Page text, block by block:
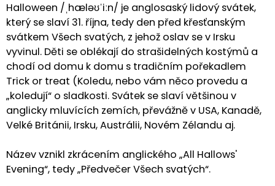
Halloween /ˌhæləʊˈiːn/ je anglosaský lidový svátek,
který se slaví 31. října, tedy den před křesťanským
svátkem Všech svatých, z jehož oslav se v Irsku
vyvinul. Děti se oblékají do strašidelných kostýmů a
chodí od domu k domu s tradičním pořekadlem
Trick or treat (Koledu, nebo vám něco provedu a
„koledují“ o sladkosti. Svátek se slaví většinou v
anglicky mluvících zemích, převážně v USA, Kanadě,
Velké Británii, Irsku, Austrálii, Novém Zélandu aj.
Název vznikl zkrácením anglického „All Hallows'
Evening“, tedy „Předvečer Všech svatých“.